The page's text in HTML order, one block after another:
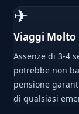
✈
Viaggi Molto
Assenze di 3-4
potrebbe non
pensione
di qualsiasi